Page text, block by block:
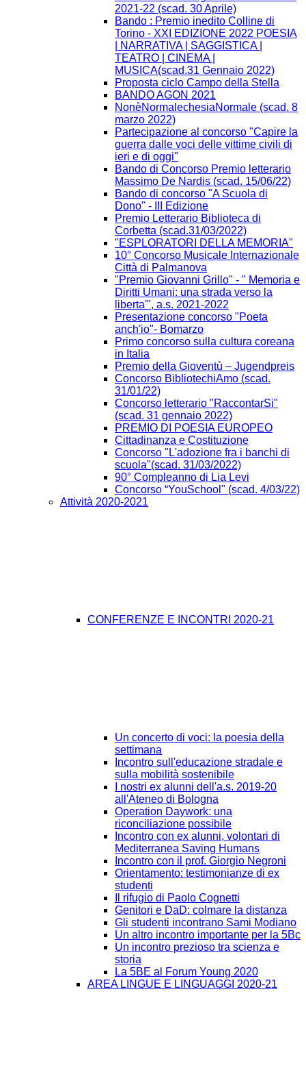
2021-22 (scad. 30 Aprile)
Bando : Premio inedito Colline di
Torino - XXI EDIZIONE 2022 POESIA
| NARRATIVA | SAGGISTICA |
TEATRO | CINEMA |
MUSICA(scad.31 Gennaio 2022)
Proposta ciclo Campo della Stella
BANDO AGON 2021
NonèNormalechesiaNormale (scad. 8
marzo 2022)
Partecipazione al concorso "Capire la
guerra dalle voci delle vittime civili di
ieri e di oggi"
Bando di Concorso Premio letterario
Massimo De Nardis (scad. 15/06/22)
Bando di concorso "A Scuola di
Dono" - III Edizione​
Premio Letterario Biblioteca di
Corbetta (scad.31/03/2022)
"ESPLORATORI DELLA MEMORIA"
10° Concorso Musicale Internazionale
Città di Palmanova
"Premio Giovanni Grillo" - " Memoria e
Diritti Umani: una strada verso la
liberta'", a.s. 2021-2022
Presentazione concorso "Poeta
anch'io"- Bomarzo
Primo concorso sulla cultura coreana
in Italia
Premio della Gioventù – Jugendpreis
Concorso BibliotechiAmo (scad.
31/01/22)
Concorso letterario "RaccontarSi"
(scad. 31 gennaio 2022)
PREMIO DI POESIA EUROPEO
Cittadinanza e Costituzione
Concorso "L'adozione fra i banchi di
scuola"(scad. 31/03/2022)
90° Compleanno di Lia Levi
Concorso “YouSchool" (scad. 4/03/22)
Attività 2020-2021
CONFERENZE E INCONTRI 2020-21
Un concerto di voci: la poesia della
settimana
Incontro sull'educazione stradale e
sulla mobilità sostenibile
I nostri ex alunni dell'a.s. 2019-20
all'Ateneo di Bologna
Operation Daywork: una
riconciliazione possibile
Incontro con ex alunni, volontari di
Mediterranea Saving Humans
Incontro con il prof. Giorgio Negroni
Orientamento: testimonianze di ex
studenti
Il rifugio di Paolo Cognetti
Genitori e DaD: colmare la distanza
Gli studenti incontrano Sami Modiano
Un altro incontro importante per la 5Bc
Un incontro prezioso tra scienza e
storia
La 5BE al Forum Young 2020
AREA LINGUE E LINGUAGGI 2020-21